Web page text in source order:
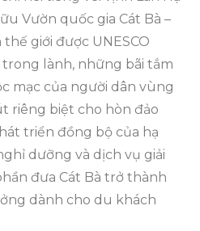
Vườn quốc gia Cát Bà –
giới được UNESCO
lành, những bãi tắm
mạc của người dân vùng
riêng biệt cho hòn đảo
triển đồng bộ của hạ
dưỡng và dịch vụ giải
đưa Cát Bà trở thành
dành cho du khách